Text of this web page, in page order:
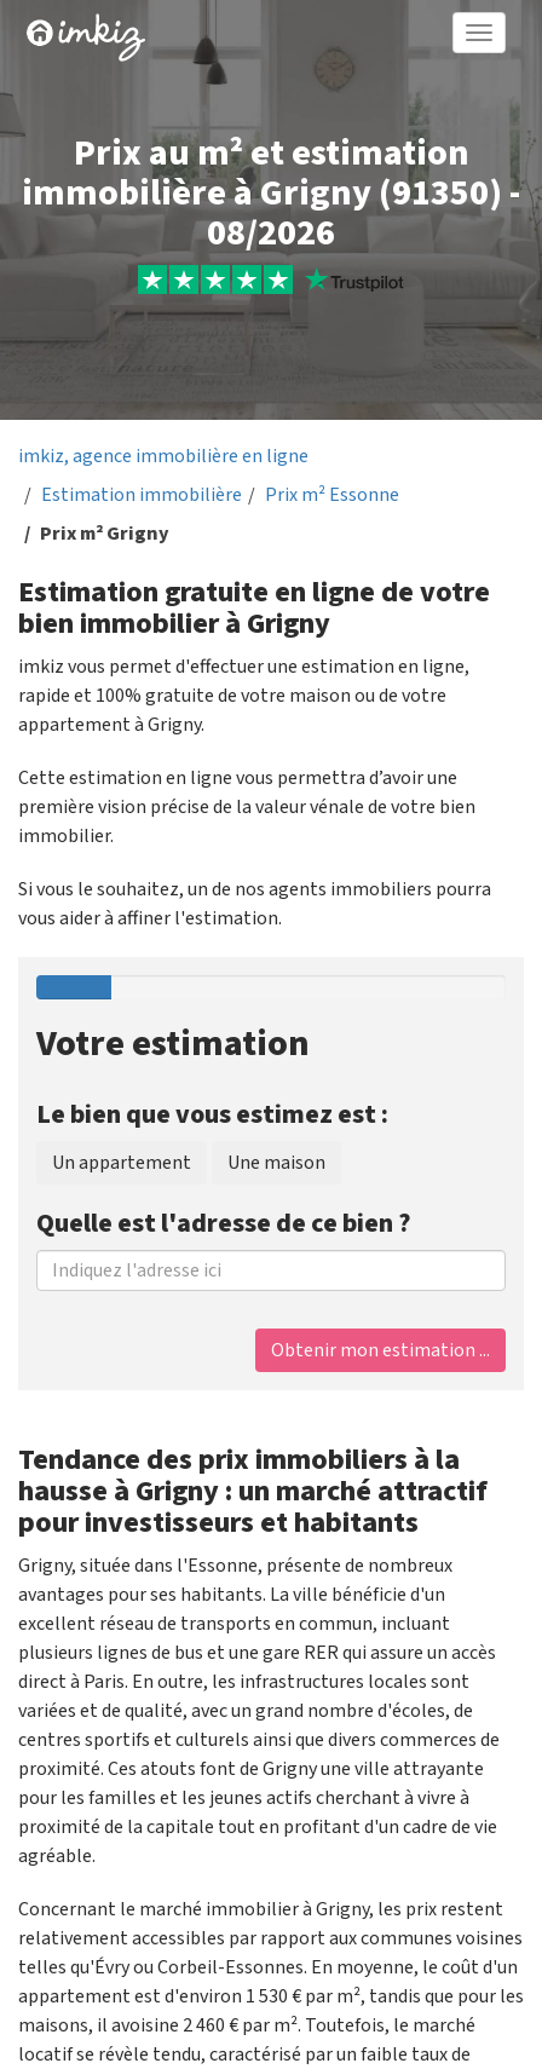
Toggle
Prix au m² et estimation
immobilière à Grigny (91350) -
08/2026
imkiz, agence immobilière en ligne
Estimation immobilière
Prix m² Essonne
Prix m² Grigny
Estimation gratuite en ligne de votre
bien immobilier à Grigny
imkiz vous permet d'effectuer une estimation en ligne,
rapide et 100% gratuite de votre maison ou de votre
appartement à Grigny.
Cette estimation en ligne vous permettra d’avoir une
première vision précise de la valeur vénale de votre bien
immobilier.
Si vous le souhaitez, un de nos agents immobiliers pourra
vous aider à affiner l'estimation.
Votre estimation
Le bien que vous estimez est :
Un appartement Une maison
Quelle est l'adresse de ce bien ?
Obtenir mon estimation ...
Tendance des prix immobiliers à la
hausse à Grigny : un marché attractif
pour investisseurs et habitants
Grigny, située dans l'Essonne, présente de nombreux
avantages pour ses habitants. La ville bénéficie d'un
excellent réseau de transports en commun, incluant
plusieurs lignes de bus et une gare RER qui assure un accès
direct à Paris. En outre, les infrastructures locales sont
variées et de qualité, avec un grand nombre d'écoles, de
centres sportifs et culturels ainsi que divers commerces de
proximité. Ces atouts font de Grigny une ville attrayante
pour les familles et les jeunes actifs cherchant à vivre à
proximité de la capitale tout en profitant d'un cadre de vie
agréable.
Concernant le marché immobilier à Grigny, les prix restent
relativement accessibles par rapport aux communes voisines
telles qu'Évry ou Corbeil-Essonnes. En moyenne, le coût d'un
appartement est d'environ 1 530 € par m², tandis que pour les
maisons, il avoisine 2 460 € par m². Toutefois, le marché
locatif se révèle tendu, caractérisé par un faible taux de